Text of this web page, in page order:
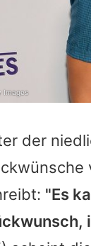
der
"Es
Images